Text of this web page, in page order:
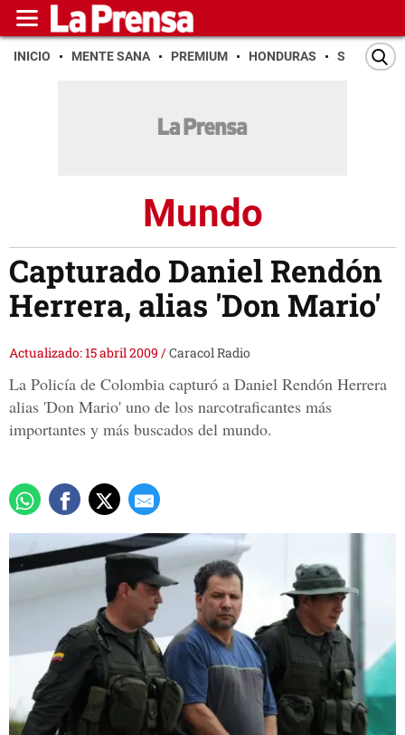
INICIO MENTE SANA PREMIUM HONDURAS SAN PEDRO
Mundo
Capturado Daniel Rendón
Herrera, alias 'Don Mario'
Actualizado: 15 abril 2009 /Caracol Radio
La Policía de Colombia capturó a Daniel Rendón Herrera
alias 'Don Mario' uno de los narcotraficantes más
importantes y más buscados del mundo.